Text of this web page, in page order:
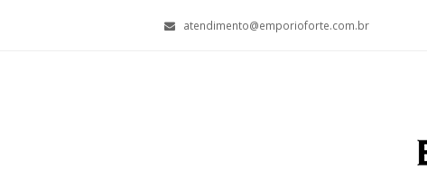
atendimento@emporioforte.com.br